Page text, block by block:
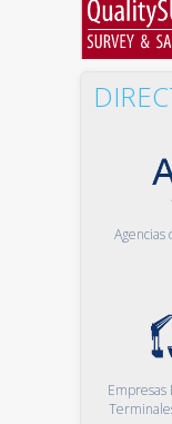
Agencias
Empresas